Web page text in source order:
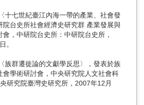
十七世紀臺江內海一帶的產業、社會發
院台史所社會經濟史研究群 產業發展與
，中研院台史所：中研院台史所，
。
族群遷徙論的文獻學反思〉，發表於族
會學術研討會，中央研究院人文社會科
研究院臺灣史研究所，2007年12月